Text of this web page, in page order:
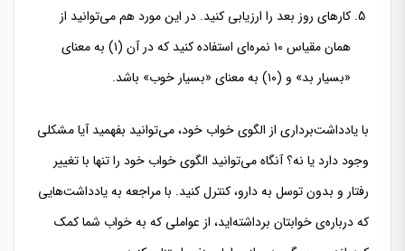
کارهای روز بعد را ارزیابی کنید. در این مورد هم می‌توانید از
همان مقیاس ۱۰ نمره‌ای استفاده کنید که در آن (۱) به معنای
«بسیار بد» و (۱۰) به معنای «بسیار خوب» باشد.
با یادداشت‌برداری از الگوی خواب خود، می‌توانید بفهمید آیا مشکلی
وجود دارد یا نه؟ آنگاه می‌توانید الگوی خواب خود را تنها با تغییر
رفتار و بدون توسل به دارو، کنترل کنید. با مراجعه به یادداشت‌هایی
که درباره‌ی خوابتان برداشته‌اید، از عواملی که به خواب شما کمک